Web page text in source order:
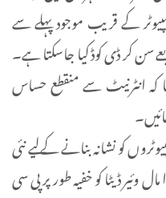
کے قریب موجود پہلے سے
کر ڈی کوڈ کیا جاسکتا ہے۔
کہ انٹرنیٹ سے منقطع حساس
کو نشانہ بنانے کےلیے نئی
وئیر ڈیٹا کو خفیہ طور پر پی سی